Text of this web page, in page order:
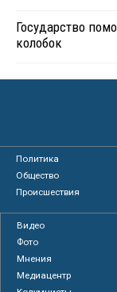
Государство
колобок
Политика
Общество
Происшествия
Видео
Фото
Мнения
Медиацентр